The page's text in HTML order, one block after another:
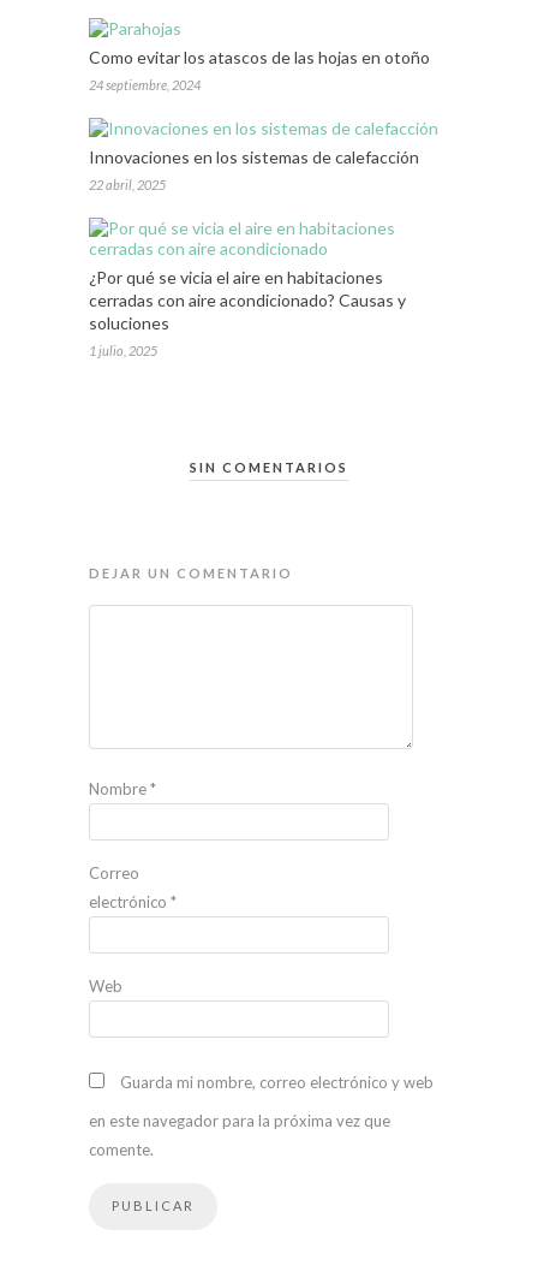
Como evitar los atascos de las hojas en otoño
24 septiembre, 2024
Innovaciones en los sistemas de calefacción
22 abril, 2025
¿Por qué se vicia el aire en habitaciones
cerradas con aire acondicionado? Causas y
soluciones
1 julio, 2025
SIN COMENTARIOS
DEJAR UN COMENTARIO
Nombre*
Correo
electrónico *
Web
Guarda mi nombre, correo electrónico y web
en este navegador para la próxima vez que
comente.